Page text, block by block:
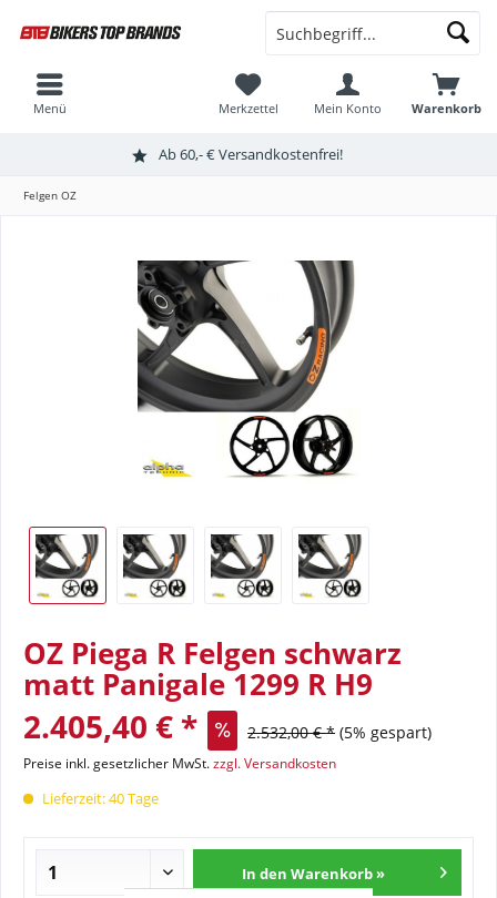
Ab 60,- € Versandkostenfrei!
Warenkorb
Merkzettel Mein Konto
Menü
Felgen OZ
OZ Piega R Felgen schwarz
matt Panigale 1299 R H9
2.405,40 € * 2.532,00 € * (5% gespart)
Preise inkl. gesetzlicher MwSt.zzgl. Versandkosten
Lieferzeit: 40 Tage
In den Warenkorb »